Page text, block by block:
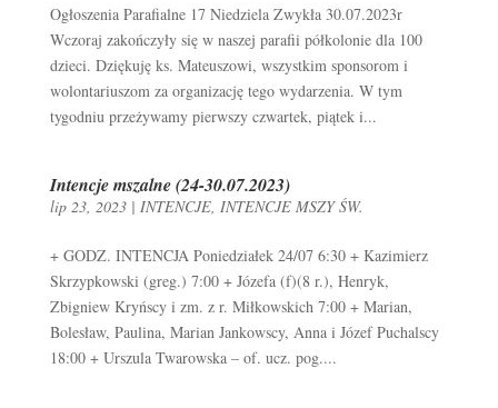
Ogłoszenia Parafialne 17 Niedziela Zwykła 30.07.2023r
Wczoraj zakończyły się w naszej parafii półkolonie dla 100
dzieci. Dziękuję ks. Mateuszowi, wszystkim sponsorom i
wolontariuszom za organizację tego wydarzenia. W tym
tygodniu przeżywamy pierwszy czwartek, piątek i...
Intencje mszalne (24-30.07.2023)
lip 23, 2023| INTENCJE, INTENCJE MSZY ŚW.
+ GODZ. INTENCJA Poniedziałek 24/07 6:30 + Kazimierz
Skrzypkowski (greg.) 7:00 + Józefa (f)(8 r.), Henryk,
Zbigniew Kryńscy i zm. z r. Miłkowskich 7:00 + Marian,
Bolesław, Paulina, Marian Jankowscy, Anna i Józef Puchalscy
18:00 + Urszula Twarowska – of. ucz. pog....